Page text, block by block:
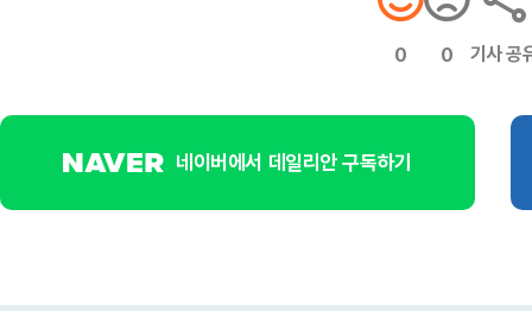
0 0 기사 공
네이버에서 데일리안 구독하기